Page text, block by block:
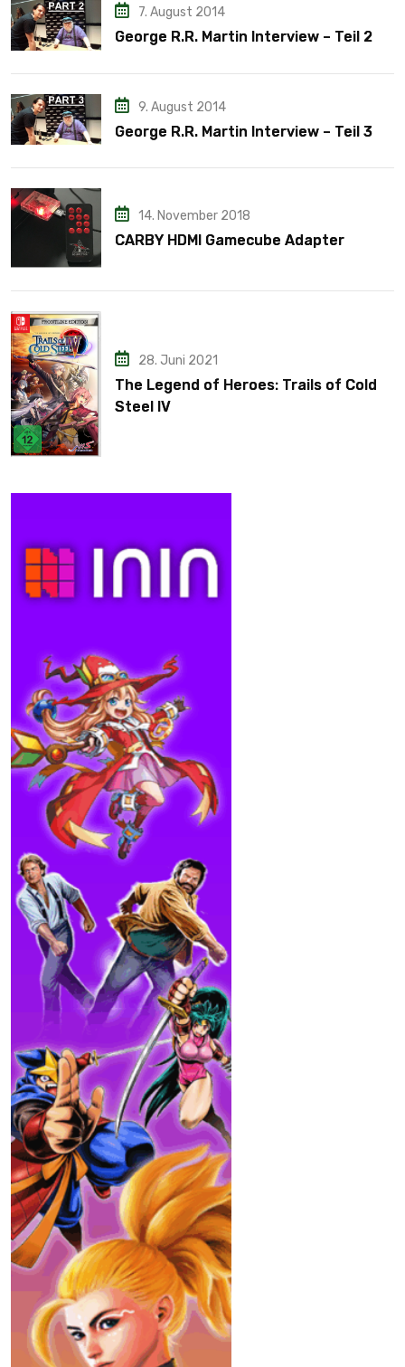
7. August 2014
George R.R. Martin Interview – Teil 2
9. August 2014
George R.R. Martin Interview – Teil 3
14. November 2018
CARBY HDMI Gamecube Adapter
28. Juni 2021
The Legend of Heroes: Trails of Cold
Steel IV